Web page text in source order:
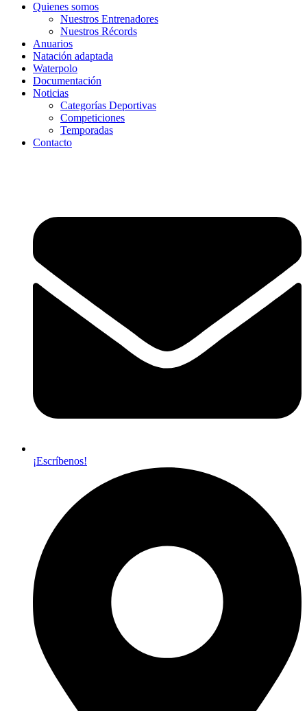
Quienes somos
Nuestros Entrenadores
Nuestros Récords
Anuarios
Natación adaptada
Waterpolo
Documentación
Noticias
Categorías Deportivas
Competiciones
Temporadas
Contacto
¡Escríbenos!